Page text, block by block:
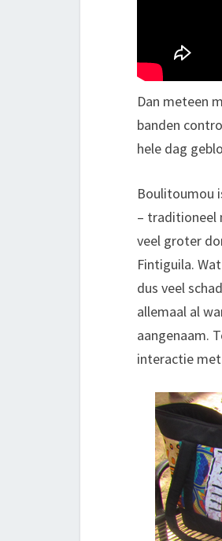
Dan meteen
banden
hele dag
Boulitoumou
– traditioneel
veel groter
Fintiguila.
dus veel
allemaal al
aangenaam.
interactie met